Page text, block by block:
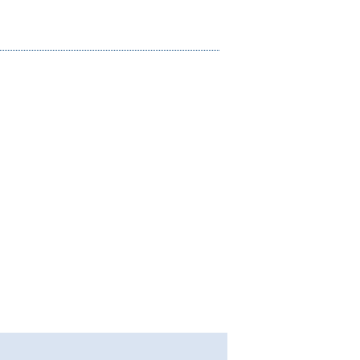
von Zolid HT+ Preshades
Farbstabilität auch für